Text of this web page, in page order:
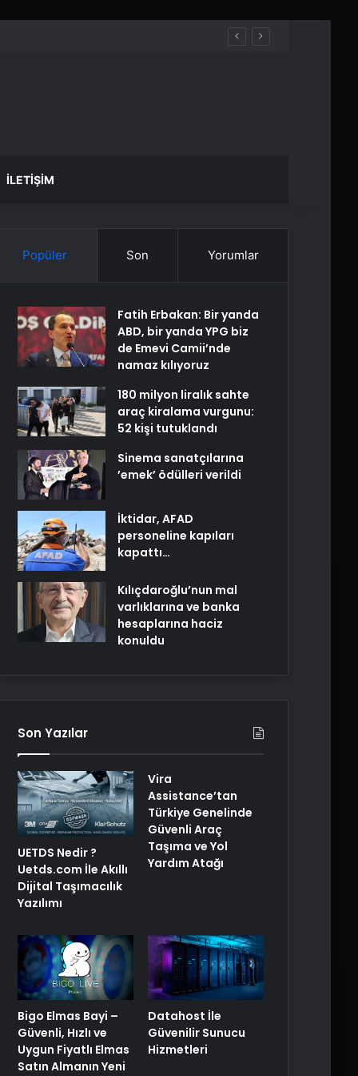
İLETIŞIM
Popüler Son Yorumlar
Fatih Erbakan: Bir yanda
ABD, bir yanda YPG biz
de Emevi Camii’nde
namaz kılıyoruz
180 milyon liralık sahte
araç kiralama vurgunu:
52 kişi tutuklandı
Sinema sanatçılarına
’emek’ ödülleri verildi
İktidar, AFAD
personeline kapıları
kapattı…
Kılıçdaroğlu’nun mal
varlıklarına ve banka
hesaplarına haciz
konuldu
Son Yazılar
UETDS Nedir ?
Uetds.com İle Akıllı
Dijital Taşımacılık
Yazılımı
Vira
Assistance’tan
Türkiye Genelinde
Güvenli Araç
Taşıma ve Yol
Yardım Atağı
Bigo Elmas Bayi –
Güvenli, Hızlı ve
Uygun Fiyatlı Elmas
Satın Almanın Yeni
Datahost İle
Güvenilir Sunucu
Hizmetleri